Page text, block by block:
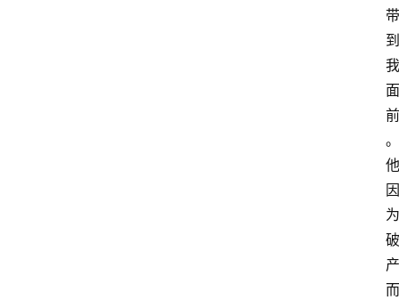
带
到
我
面
前
。
他
因
为
破
产
而